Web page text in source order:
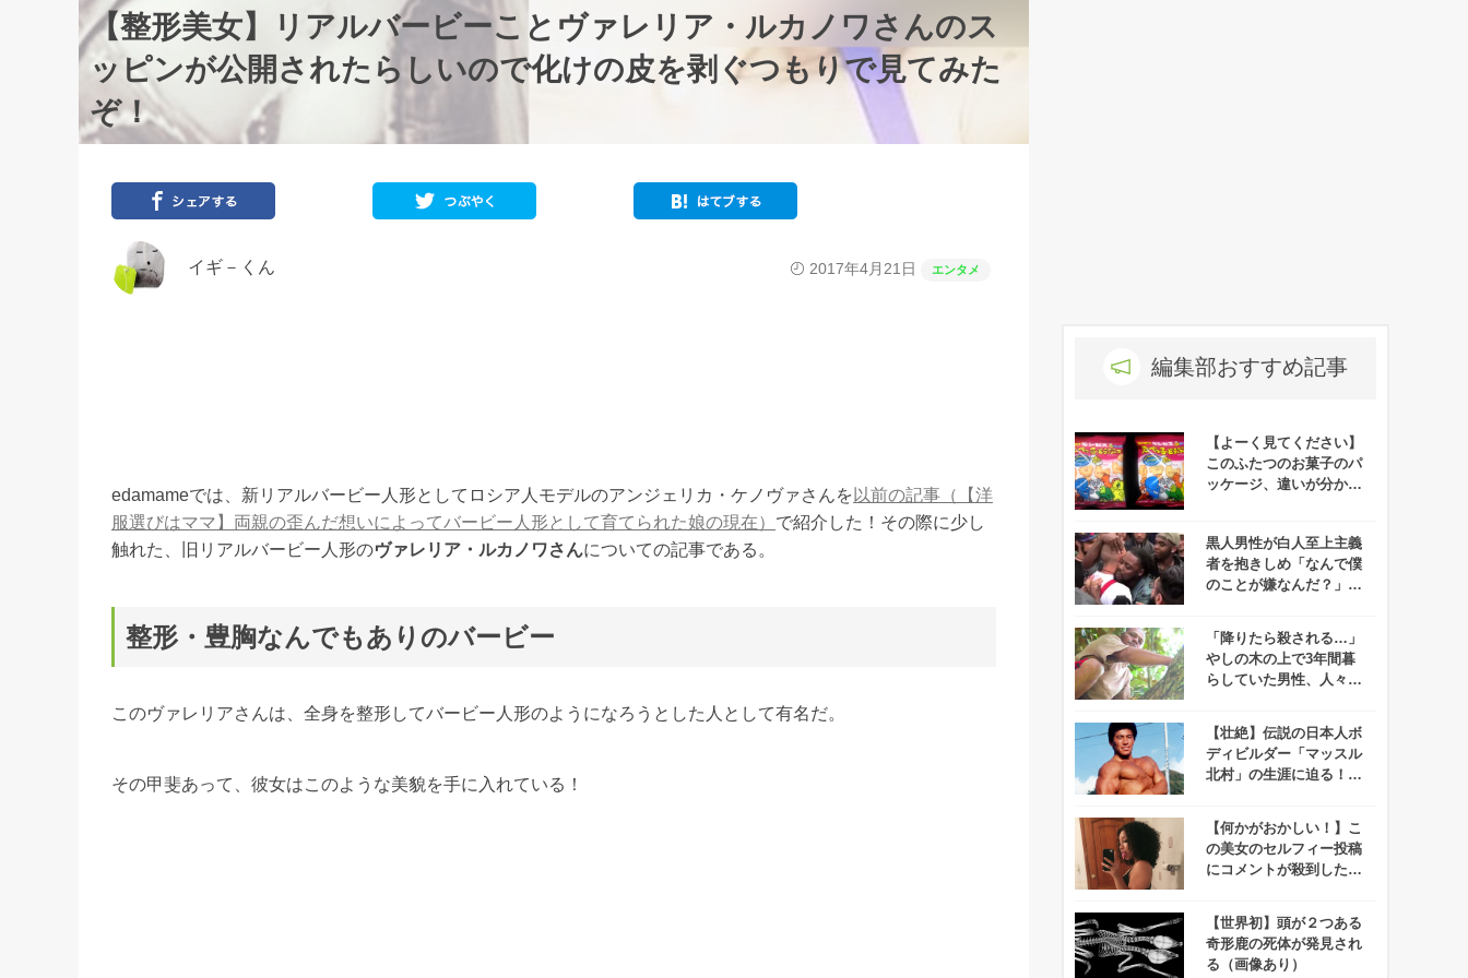
【整形美女】リアルバービーことヴァレリア・ルカノワさんのス
ッピンが公開されたらしいので化けの皮を剥ぐつもりで見てみた
ぞ！
イギ－くん 2017年4月21日 エンタメ
edamameでは、新リアルバービー人形としてロシア人モデルのアンジェリカ・ケノヴァさんを 以前の記事（【洋
服選びはママ】両親の歪んだ想いによってバービー人形として育てられた娘の現在） で紹介した！その際に少し
触れた、旧リアルバービー人形のヴァレリア・ルカノワさんについての記事である。
整形・豊胸なんでもありのバービー
このヴァレリアさんは、全身を整形してバービー人形のようになろうとした人として有名だ。
その甲斐あって、彼女はこのような美貌を手に入れている！
編集部おすすめ記事
【よーく見てください】
このふたつのお菓子のパ
ッケージ、違いが分かり
黒人男性が白人至上主義
者を抱きしめ「なんで僕
のことが嫌なんだ？」と
「降りたら殺される…」
やしの木の上で3年間暮
らしていた男性、人々の
【壮絶】伝説の日本人ボ
ディビルダー「マッスル
北村」の生涯に迫る！も
【何かがおかしい！】こ
の美女のセルフィー投稿
にコメントが殺到した理
【世界初】頭が２つある
奇形鹿の死体が発見され
る（画像あり）